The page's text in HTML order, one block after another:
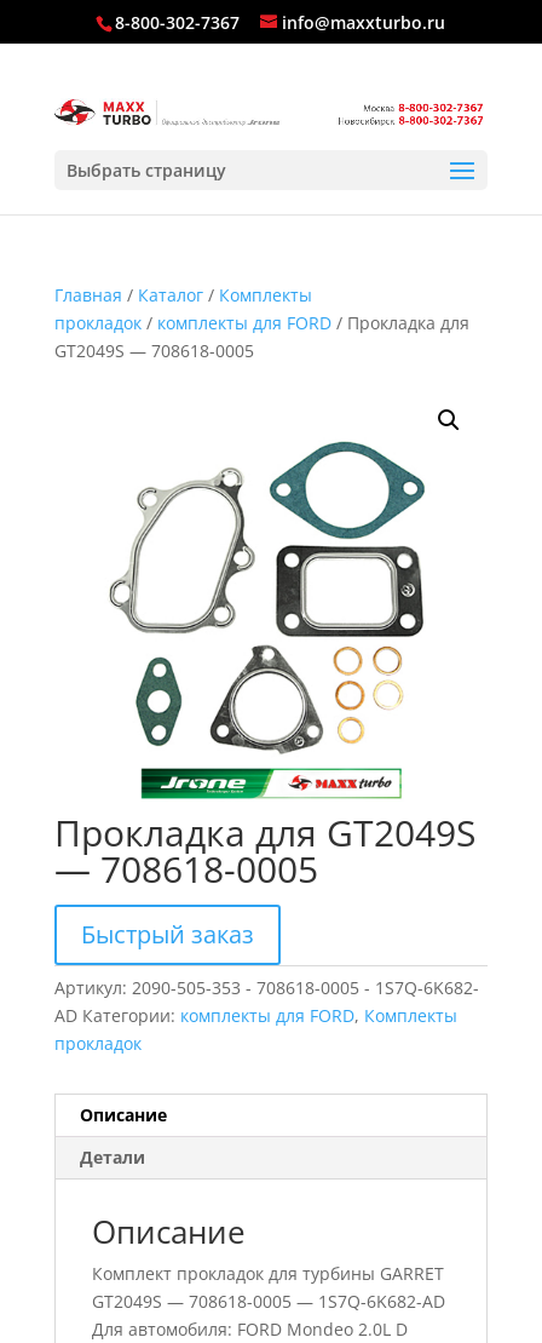
8-800-302-7367 info@maxxturbo.ru
Выбрать страницу
Главная / Каталог/ Комплекты
прокладок/ комплекты для FORD/ Прокладка для
GT2049S — 708618-0005
Прокладка для GT2049S
— 708618-0005
Быстрый заказ
Артикул: 2090-505-353 - 708618-0005 - 1S7Q-6K682-
AD Категории: комплекты для FORD, Комплекты
прокладок
Описание
Детали
Описание
Комплект прокладок для турбины GARRET
GT2049S — 708618-0005 — 1S7Q-6K682-AD
Для автомобиля: FORD Mondeo 2.0L D